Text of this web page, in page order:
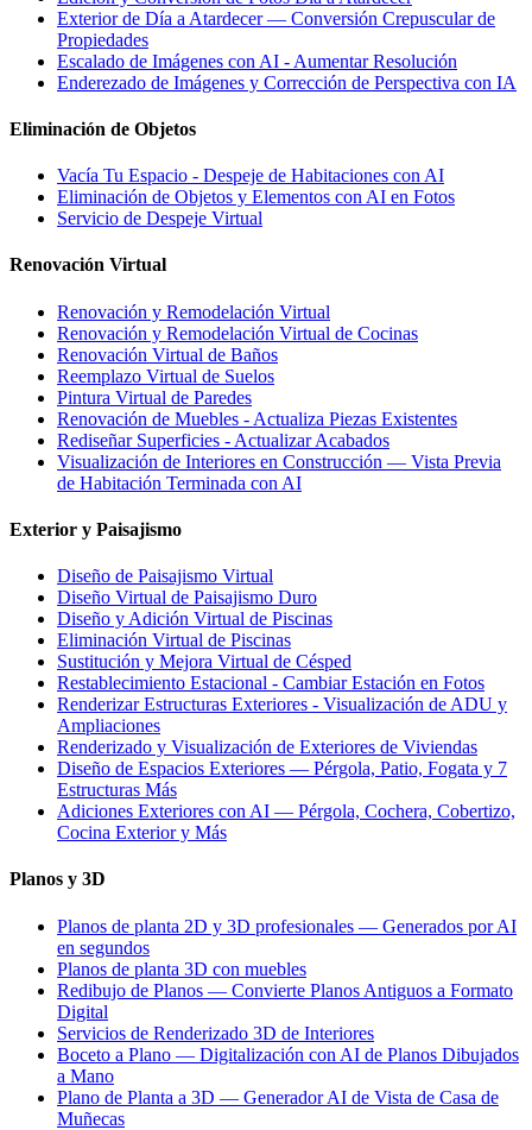
Exterior de Día a Atardecer — Conversión Crepuscular de
Propiedades
Escalado de Imágenes con AI - Aumentar Resolución
Enderezado de Imágenes y Corrección de Perspectiva con IA
Eliminación de Objetos
Vacía Tu Espacio - Despeje de Habitaciones con AI
Eliminación de Objetos y Elementos con AI en Fotos
Servicio de Despeje Virtual
Renovación Virtual
Renovación y Remodelación Virtual
Renovación y Remodelación Virtual de Cocinas
Renovación Virtual de Baños
Reemplazo Virtual de Suelos
Pintura Virtual de Paredes
Renovación de Muebles - Actualiza Piezas Existentes
Rediseñar Superficies - Actualizar Acabados
Visualización de Interiores en Construcción — Vista Previa
de Habitación Terminada con AI
Exterior y Paisajismo
Diseño de Paisajismo Virtual
Diseño Virtual de Paisajismo Duro
Diseño y Adición Virtual de Piscinas
Eliminación Virtual de Piscinas
Sustitución y Mejora Virtual de Césped
Restablecimiento Estacional - Cambiar Estación en Fotos
Renderizar Estructuras Exteriores - Visualización de ADU y
Ampliaciones
Renderizado y Visualización de Exteriores de Viviendas
Diseño de Espacios Exteriores — Pérgola, Patio, Fogata y 7
Estructuras Más
Adiciones Exteriores con AI — Pérgola, Cochera, Cobertizo,
Cocina Exterior y Más
Planos y 3D
Planos de planta 2D y 3D profesionales — Generados por AI
en segundos
Planos de planta 3D con muebles
Redibujo de Planos — Convierte Planos Antiguos a Formato
Digital
Servicios de Renderizado 3D de Interiores
Boceto a Plano — Digitalización con AI de Planos Dibujados
a Mano
Plano de Planta a 3D — Generador AI de Vista de Casa de
Muñecas